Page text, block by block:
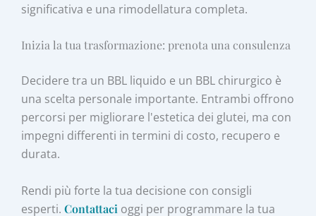
significativa e una rimodellatura completa.
Inizia la tua trasformazione: prenota una consulenza
Decidere tra un BBL liquido e un BBL chirurgico è
una scelta personale importante. Entrambi offrono
percorsi per migliorare l'estetica dei glutei, ma con
impegni differenti in termini di costo, recupero e
durata.
Rendi più forte la tua decisione con consigli
esperti.Contattaci oggi per programmare la tua